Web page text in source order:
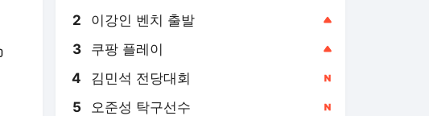
2 이강인 벤치 출발
3 쿠팡 플레이
4 김민석 전당대회
5 오준성 탁구선수